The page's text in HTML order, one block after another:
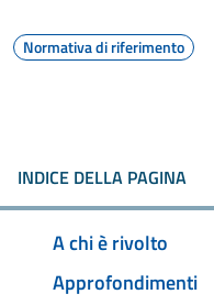
Normativa di riferimento
INDICE DELLA PAGINA
A chi è rivolto
Approfondimenti